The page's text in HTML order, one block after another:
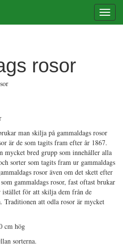
rosor
man skilja på gammaldags rosor
är de som tagits fram efter år 1867.
mycket bred grupp som innehåller alla
sorter som tagits fram ur gammaldags
rosor även om det skett efter
gammaldags rosor, fast oftast brukar
för att skilja dem från de
Traditionen att odla rosor är mycket
cm hög
sorterna.